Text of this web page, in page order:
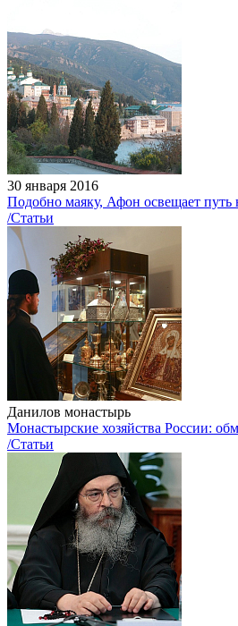
30 января 2016
Подобно маяку, Афон освещает путь
/Статьи
Данилов монастырь
Монастырские хозяйства России:
/Статьи